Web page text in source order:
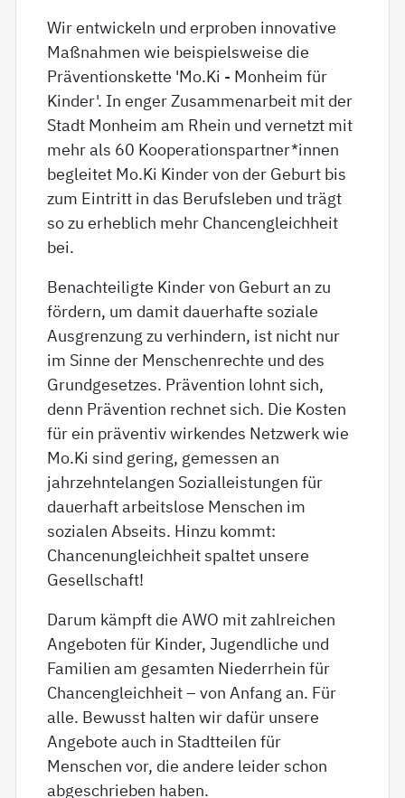
Wir entwickeln und erproben innovative
Maßnahmen wie beispielsweise die
Präventionskette 'Mo.Ki - Monheim für
Kinder'. In enger Zusammenarbeit mit der
Stadt Monheim am Rhein und vernetzt mit
mehr als 60 Kooperationspartner*innen
begleitet Mo.Ki Kinder von der Geburt bis
zum Eintritt in das Berufsleben und trägt
so zu erheblich mehr Chancengleichheit
bei.
Benachteiligte Kinder von Geburt an zu
fördern, um damit dauerhafte soziale
Ausgrenzung zu verhindern, ist nicht nur
im Sinne der Menschenrechte und des
Grundgesetzes. Prävention lohnt sich,
denn Prävention rechnet sich. Die Kosten
für ein präventiv wirkendes Netzwerk wie
Mo.Ki sind gering, gemessen an
jahrzehntelangen Sozialleistungen für
dauerhaft arbeitslose Menschen im
sozialen Abseits. Hinzu kommt:
Chancenungleichheit spaltet unsere
Gesellschaft!
Darum kämpft die AWO mit zahlreichen
Angeboten für Kinder, Jugendliche und
Familien am gesamten Niederrhein für
Chancengleichheit – von Anfang an. Für
alle. Bewusst halten wir dafür unsere
Angebote auch in Stadtteilen für
Menschen vor, die andere leider schon
abgeschrieben haben.